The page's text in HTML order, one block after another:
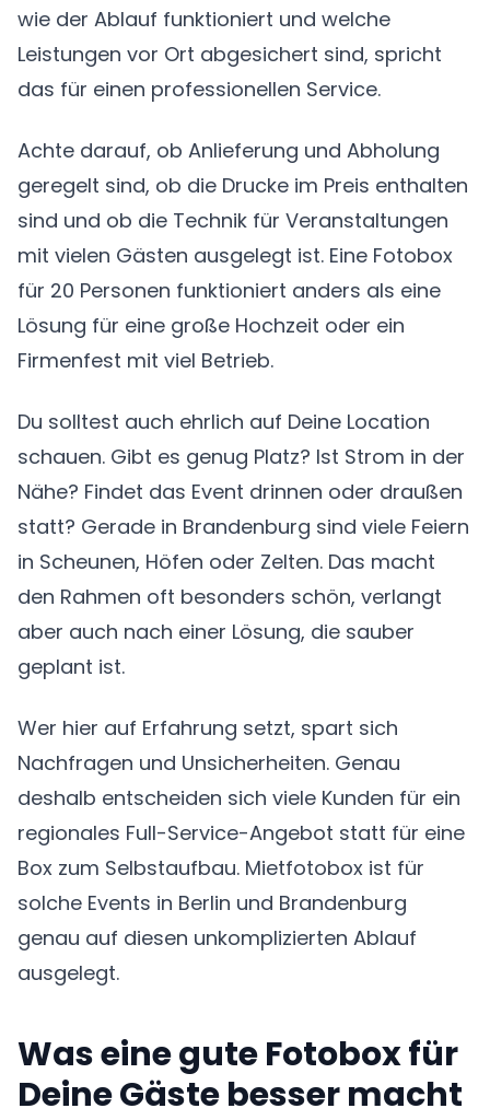
wie der Ablauf funktioniert und welche
Leistungen vor Ort abgesichert sind, spricht
das für einen professionellen Service.
Achte darauf, ob Anlieferung und Abholung
geregelt sind, ob die Drucke im Preis enthalten
sind und ob die Technik für Veranstaltungen
mit vielen Gästen ausgelegt ist. Eine Fotobox
für 20 Personen funktioniert anders als eine
Lösung für eine große Hochzeit oder ein
Firmenfest mit viel Betrieb.
Du solltest auch ehrlich auf Deine Location
schauen. Gibt es genug Platz? Ist Strom in der
Nähe? Findet das Event drinnen oder draußen
statt? Gerade in Brandenburg sind viele Feiern
in Scheunen, Höfen oder Zelten. Das macht
den Rahmen oft besonders schön, verlangt
aber auch nach einer Lösung, die sauber
geplant ist.
Wer hier auf Erfahrung setzt, spart sich
Nachfragen und Unsicherheiten. Genau
deshalb entscheiden sich viele Kunden für ein
regionales Full-Service-Angebot statt für eine
Box zum Selbstaufbau. Mietfotobox ist für
solche Events in Berlin und Brandenburg
genau auf diesen unkomplizierten Ablauf
ausgelegt.
Was eine gute Fotobox für
Deine Gäste besser macht